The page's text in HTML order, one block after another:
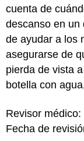
cuenta de
descanso en un
de ayudar a los
asegurarse de
pierda de vista
botella con
Revisor
Fecha de